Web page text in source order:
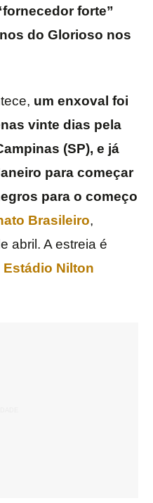
forte”
do Glorioso nos
um enxoval foi
vinte dias pela
(SP), e já
para começar
para o começo
Brasileiro,
abril. A estreia é
Estádio Nilton